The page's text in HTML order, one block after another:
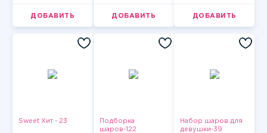
обсыпке 150 г
ДОБАВИТЬ ДОБАВИТЬ ДОБАВИТЬ
Sweet Хит - 23
Подборка
шаров-122
Набор шаров для
девушки-39